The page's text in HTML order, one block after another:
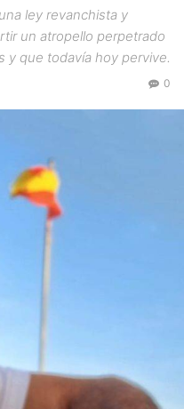
ley revanchista y
un atropello perpetrado
y que todavía hoy pervive.
0